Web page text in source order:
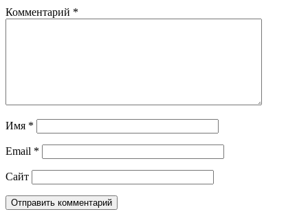
Комментарий *
Имя *
Email *
Сайт